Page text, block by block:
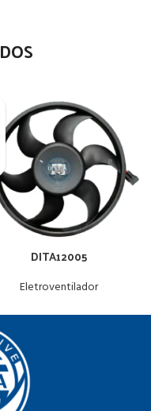
DITA12005
Eletroventilador